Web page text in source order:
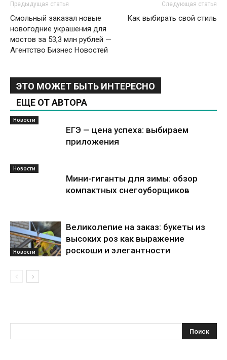
Предыдущая статья
Смольный заказал новые
новогодние украшения для
мостов за 53,3 млн рублей —
Агентство Бизнес Новостей
Следующая статья
Как выбирать свой стиль
ЭТО МОЖЕТ БЫТЬ ИНТЕРЕСНО
ЕЩЕ ОТ АВТОРА
Новости
ЕГЭ — цена успеха: выбираем
приложения
Новости
Мини-гиганты для зимы: обзор
компактных снегоуборщиков
Новости
Великолепие на заказ: букеты из
высоких роз как выражение
роскоши и элегантности